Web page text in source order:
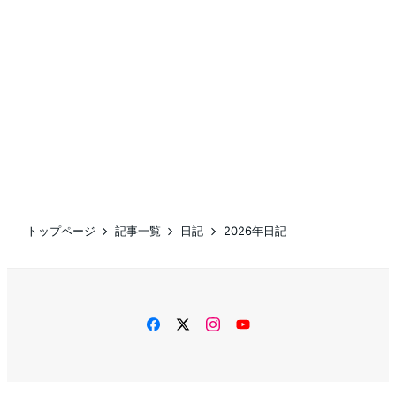
トップページ 記事一覧 日記 2026年日記
facebooktwitterinstagram
YouTube